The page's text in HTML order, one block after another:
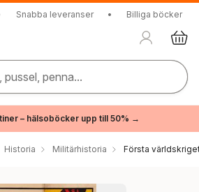
Snabba leveranser • Billiga böcker
pussel, penna...
– hälsoböcker upp till 50% →
Historia Militärhistoria Första